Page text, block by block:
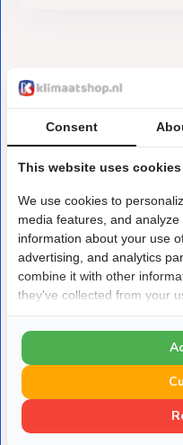
Over
verwarming en ventilatie.
slaapkamer tot
verwarmen van
helpen met jouw
033 - 200 3273
Consent
This website uses cookies
We use cookies to
media features, and
information about your use
advertising, and analytics
combine it with other
they've collected from your